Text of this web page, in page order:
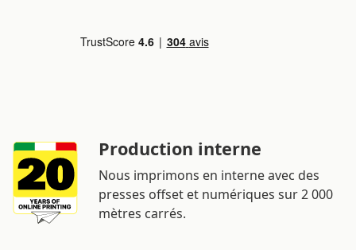
Production interne
Nous imprimons en interne avec des
presses offset et numériques sur 2 000
mètres carrés.